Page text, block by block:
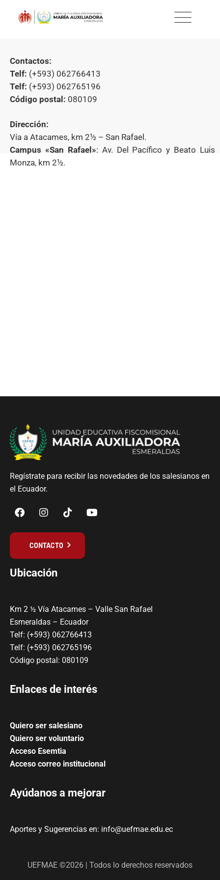
Contactos:
Telf: (+593) 062766413
Telf: (+593) 062765196
Código postal: 080109
Dirección:
Vía a Atacames, km 2½ – San Rafael.
Campus «San Rafael»: Av. Del Pacífico y Beato Luis
Monza, km 2½.
Regístrate para recibir las novedades de los salesianos en
el Ecuador.
CONTACTO
Ubicación
Km 2 ½ Vía Atacames – Valle San Rafael
Esmeraldas – Ecuador
Telf: (+593) 062766413
Telf: (+593) 062765196
Código postal: 080109
Enlaces de interés
Quiero ser salesiano
Quiero ser voluntario
Acceso Esemtia
Acceso correo institucional
Ayúdanos a mejorar
Aportes y Sugerencias en: info@uefmae.edu.ec
UEFMAE ©2026 | Todos lo derechos reservados